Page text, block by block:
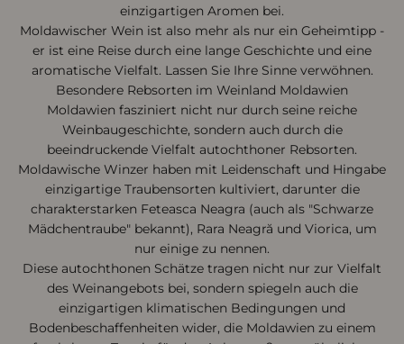
einzigartigen Aromen bei.
Moldawischer Wein ist also mehr als nur ein Geheimtipp -
er ist eine Reise durch eine lange Geschichte und eine
aromatische Vielfalt. Lassen Sie Ihre Sinne verwöhnen.
Besondere Rebsorten im Weinland Moldawien
Moldawien fasziniert nicht nur durch seine reiche
Weinbaugeschichte, sondern auch durch die
beeindruckende Vielfalt autochthoner Rebsorten.
Moldawische Winzer haben mit Leidenschaft und Hingabe
einzigartige Traubensorten kultiviert, darunter die
charakterstarken Feteasca Neagra (auch als "Schwarze
Mädchentraube" bekannt), Rara Neagră und Viorica, um
nur einige zu nennen.
Diese autochthonen Schätze tragen nicht nur zur Vielfalt
des Weinangebots bei, sondern spiegeln auch die
einzigartigen klimatischen Bedingungen und
Bodenbeschaffenheiten wider, die Moldawien zu einem